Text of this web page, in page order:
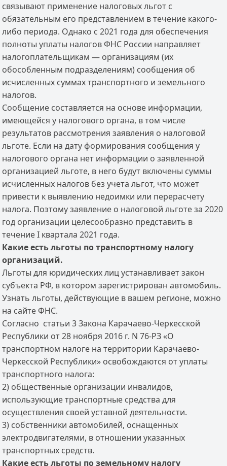
связывают применение налоговых льгот с
обязательным его представлением в течение какого-
либо периода. Однако с 2021 года для обеспечения
полноты уплаты налогов ФНС России направляет
налогоплательщикам — организациям (их
обособленным подразделениям) сообщения об
исчисленных суммах транспортного и земельного
налогов.
Сообщение составляется на основе информации,
имеющейся у налогового органа, в том числе
результатов рассмотрения заявления о налоговой
льготе. Если на дату формирования сообщения у
налогового органа нет информации о заявленной
организацией льготе, в него будут включены суммы
исчисленных налогов без учета льгот, что может
привести к выявлению недоимки или перерасчету
налога. Поэтому заявление о налоговой льготе за 2020
год организации целесообразно представить в
течение I квартала 2021 года.
Какие есть льготы по транспортному налогу
организаций.
Льготы для юридических лиц устанавливает закон
субъекта РФ, в котором зарегистрирован автомобиль.
Узнать льготы, действующие в вашем регионе, можно
на сайте ФНС.
Согласно статьи 3 Закона Карачаево-Черкесской
Республики от 28 ноября 2016 г. N 76-РЗ «О
транспортном налоге на территории Карачаево-
Черкесской Республики» освобождаются от уплаты
транспортного налога:
2) общественные организации инвалидов,
использующие транспортные средства для
осуществления своей уставной деятельности.
3) собственники автомобилей, оснащенных
электродвигателями, в отношении указанных
транспортных средств.
Какие есть льготы по земельному налогу